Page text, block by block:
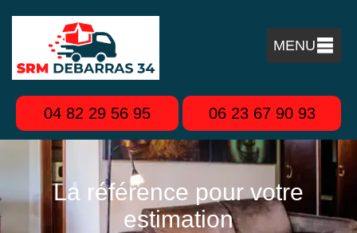
MENU
04 82 29 56 95 06 23 67 90 93
La référence pour votre
estimation